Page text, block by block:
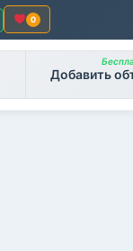
0
Добавить